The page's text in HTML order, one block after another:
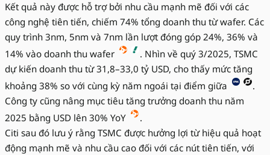
Kết quả này được hỗ trợ bởi nhu cầu mạnh mẽ đối với các
công nghệ tiên tiến, chiếm 74% tổng doanh thu từ wafer. Các
quy trình 3nm, 5nm và 7nm lần lượt đóng góp 24%, 36% và
14% vào doanh thu wafer
. Nhìn về quý 3/2025, TSMC
dự kiến doanh thu từ 31,8–33,0 tỷ USD, cho thấy mức tăng
khoảng 38% so với cùng kỳ năm ngoái tại điểm giữa
.
Công ty cũng nâng mục tiêu tăng trưởng doanh thu năm
2025 bằng USD lên 30% YoY
.
Citi sau đó lưu ý rằng TSMC được hưởng lợi từ hiệu quả hoạt
động mạnh mẽ và nhu cầu cao đối với các nút tiên tiến, với